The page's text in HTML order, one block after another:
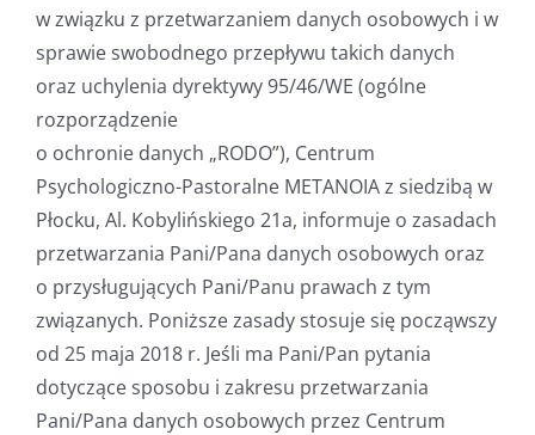
w związku z przetwarzaniem danych osobowych i w
sprawie swobodnego przepływu takich danych
oraz uchylenia dyrektywy 95/46/WE (ogólne
rozporządzenie
o ochronie danych „RODO”), Centrum
Psychologiczno-Pastoralne METANOIA z siedzibą w
Płocku, Al. Kobylińskiego 21a, informuje o zasadach
przetwarzania Pani/Pana danych osobowych oraz
o przysługujących Pani/Panu prawach z tym
związanych. Poniższe zasady stosuje się począwszy
od 25 maja 2018 r. Jeśli ma Pani/Pan pytania
dotyczące sposobu i zakresu przetwarzania
Pani/Pana danych osobowych przez Centrum